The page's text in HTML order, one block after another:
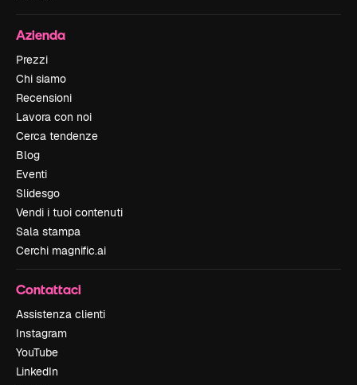
Azienda
Prezzi
Chi siamo
Recensioni
Lavora con noi
Cerca tendenze
Blog
Eventi
Slidesgo
Vendi i tuoi contenuti
Sala stampa
Cerchi magnific.ai
Contattaci
Assistenza clienti
Instagram
YouTube
LinkedIn